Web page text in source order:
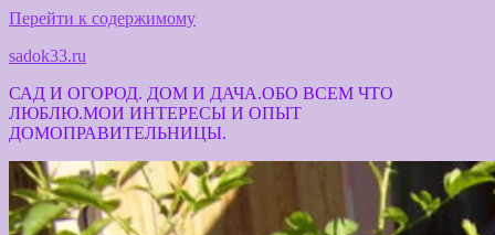
Перейти к содержимому
sadok33.ru
САД И ОГОРОД. ДОМ И ДАЧА.ОБО ВСЕМ ЧТО
ЛЮБЛЮ.МОИ ИНТЕРЕСЫ И ОПЫТ
ДОМОПРАВИТЕЛЬНИЦЫ.